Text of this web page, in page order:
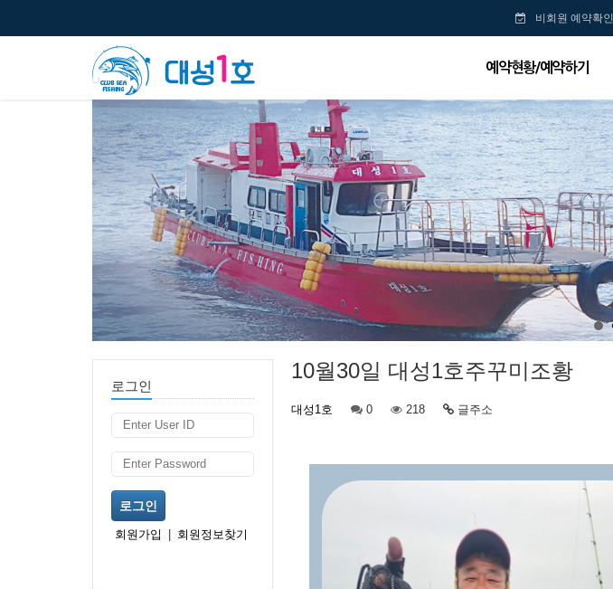
비회원 예약확인
예약현황/예약하기
로그인
로그인
회원가입 회원정보찾기
10월30일 대성1호주꾸미조황
대성1호 0 218 글주소